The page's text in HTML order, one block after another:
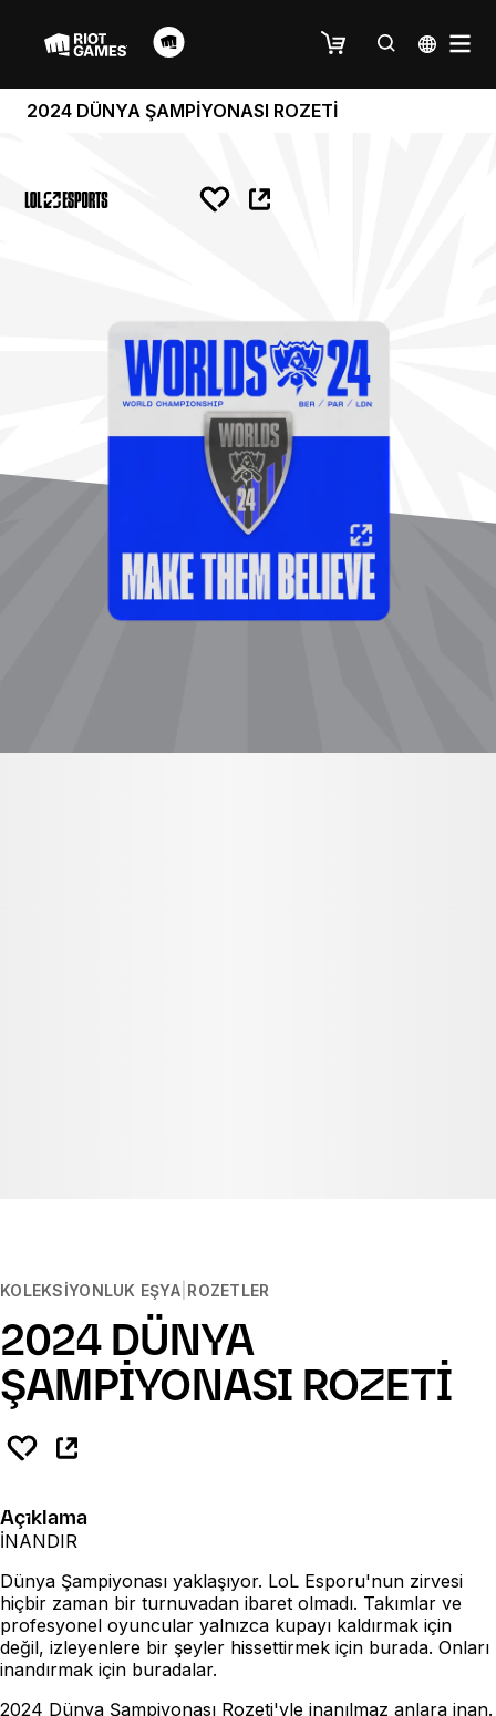
2024 DÜNYA ŞAMPİYONASI ROZETİ
KOLEKSIYONLUK EŞYA ROZETLER
2024 DÜNYA
ŞAMPİYONASI ROZETİ
Açıklama
İNANDIR
Dünya Şampiyonası yaklaşıyor. LoL Esporu'nun zirvesi
hiçbir zaman bir turnuvadan ibaret olmadı. Takımlar ve
profesyonel oyuncular yalnızca kupayı kaldırmak için
değil, izleyenlere bir şeyler hissettirmek için burada. Onları
inandırmak için buradalar.
2024 Dünya Şampiyonası Rozeti'yle inanılmaz anlara inan.